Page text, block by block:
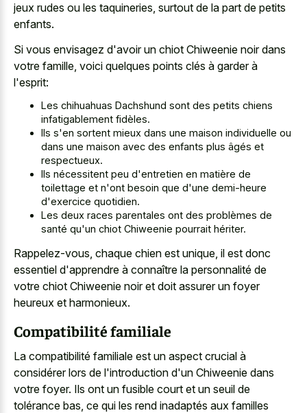
jeux rudes ou les taquineries, surtout de la part de petits
enfants.
Si vous envisagez d'avoir un chiot Chiweenie noir dans
votre famille, voici quelques points clés à garder à
l'esprit:
Les chihuahuas Dachshund sont des petits chiens
infatigablement fidèles.
Ils s'en sortent mieux dans une maison individuelle ou
dans une maison avec des enfants plus âgés et
respectueux.
Ils nécessitent peu d'entretien en matière de
toilettage et n'ont besoin que d'une demi-heure
d'exercice quotidien.
Les deux races parentales ont des problèmes de
santé qu'un chiot Chiweenie pourrait hériter.
Rappelez-vous, chaque chien est unique, il est donc
essentiel d'apprendre à connaître la personnalité de
votre chiot Chiweenie noir et doit assurer un foyer
heureux et harmonieux.
Compatibilité familiale
La compatibilité familiale est un aspect crucial à
considérer lors de l'introduction d'un Chiweenie dans
votre foyer. Ils ont un fusible court et un seuil de
tolérance bas, ce qui les rend inadaptés aux familles